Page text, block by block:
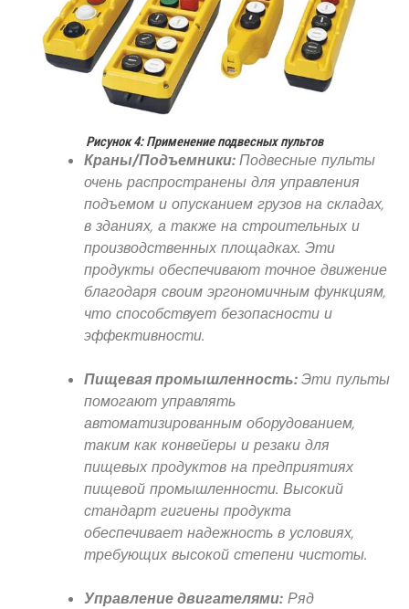
Рисунок 4: Применение подвесных пультов
Краны/Подъемники:Подвесные пульты
очень распространены для управления
подъемом и опусканием грузов на складах,
в зданиях, а также на строительных и
производственных площадках. Эти
продукты обеспечивают точное движение
благодаря своим эргономичным функциям,
что способствует безопасности и
эффективности.
Пищевая промышленность:Эти пульты
помогают управлять
автоматизированным оборудованием,
таким как конвейеры и резаки для
пищевых продуктов на предприятиях
пищевой промышленности. Высокий
стандарт гигиены продукта
обеспечивает надежность в условиях,
требующих высокой степени чистоты.
Управление двигателями: Ряд